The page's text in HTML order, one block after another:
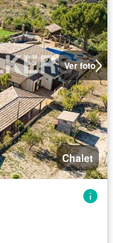
Ver foto
Chalet